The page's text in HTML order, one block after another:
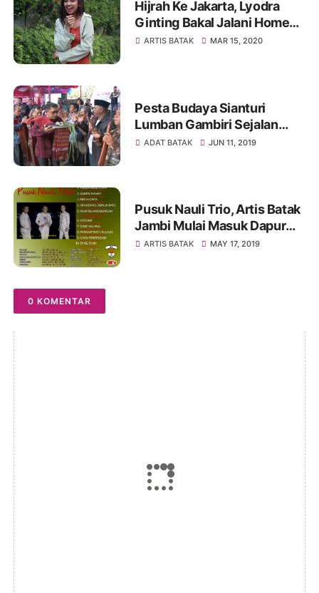
Hijrah Ke Jakarta, Lyodra
Ginting Bakal Jalani Home
Schooling
ARTIS BATAK MAR 15, 2020
Pesta Budaya Sianturi
Lumban Gambiri Sejalan
dengan Program Presiden
ADAT BATAK JUN 11, 2019
Pusuk Nauli Trio, Artis Batak
Jambi Mulai Masuk Dapur
Rekaman
ARTIS BATAK MAY 17, 2019
0 KOMENTAR